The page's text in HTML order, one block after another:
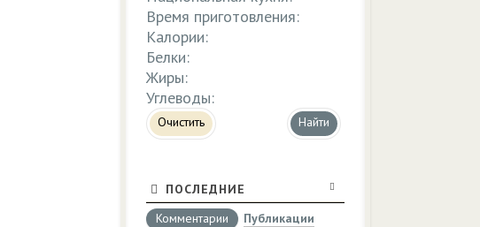
Время приготовления:
Калории:
Белки:
Жиры:
Углеводы:
Очистить
ПОСЛЕДНИЕ
Комментарии
Публикации